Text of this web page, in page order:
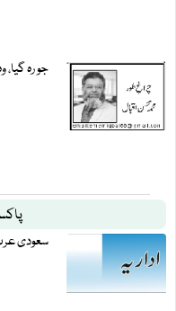
جو رہ گیا،
سعودی